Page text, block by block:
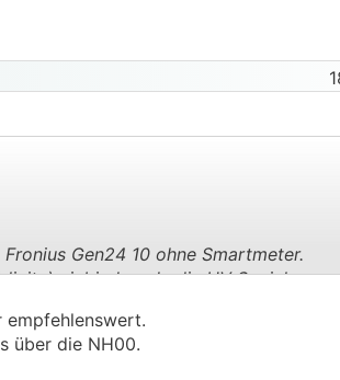
Gen24 10 ohne Smartmeter.
einbinden, da die HV Speicher zu
3 Stk Multiplus II 3000 einzusetzen,
der einzelnen Multiplus zur
über den bestehenden Smart Home
empfehlenswert.
über die NH00.